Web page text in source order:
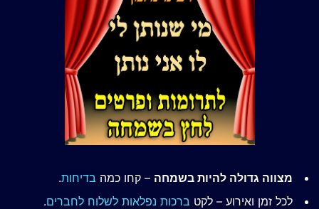
מצווה גדולה להיות בשמחה – קחו כמה בדיחות.
לכל זמן ואירוע – לקט ברכות נפלאות לשלוח לחברים.